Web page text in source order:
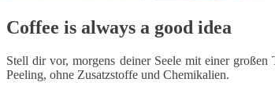
Coffee is always a good idea
Stell dir vor, morgens deiner Seele mit einer
Peeling, ohne Zusatzstoffe und Chemikalien.